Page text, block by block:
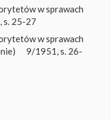
w sprawach
s. 25-27
w sprawach
9/1951, s. 26-